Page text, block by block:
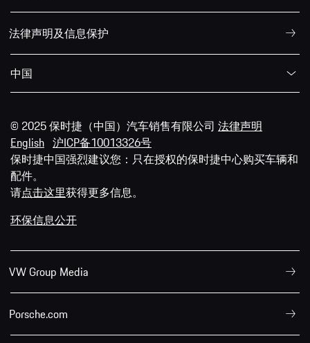
法律声明及信息保护
中国
© 2025 保时捷（中国）汽车销售有限公司 法律声明
English 沪ICP备10013326号
保时捷中国强烈建议您：只在授权的保时捷中心购买车辆和
配件。
请点击这里获得更多信息。
环保信息公开
VW Group Media
Porsche.com